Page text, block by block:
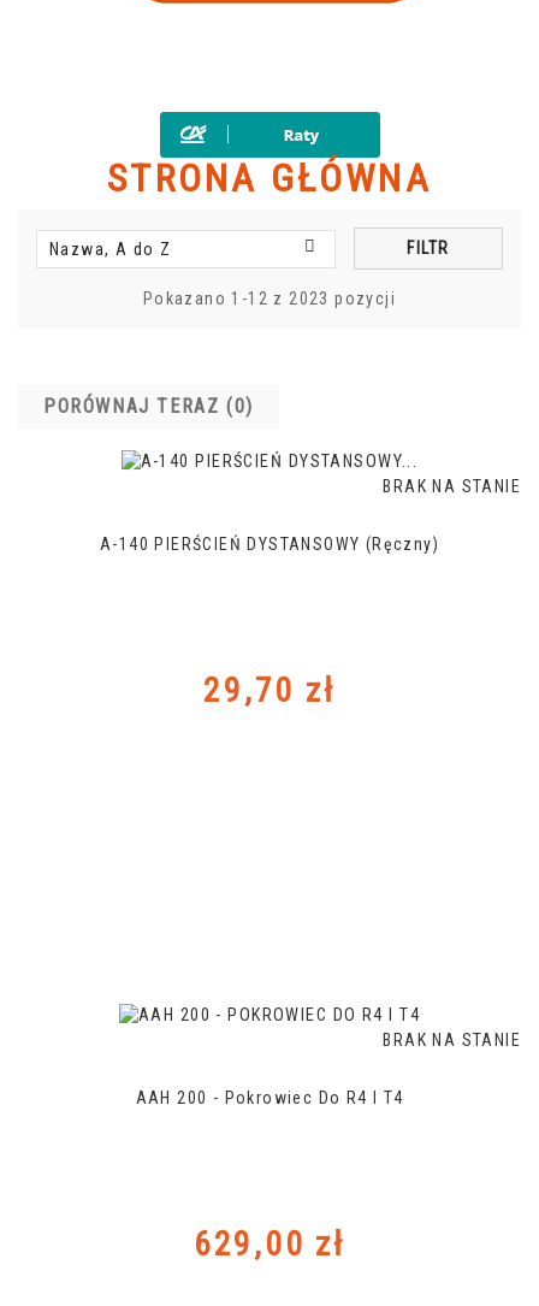
STRONA GŁÓWNA
Nazwa, A do Z  FILTR
Pokazano 1-12 z 2023 pozycji
PORÓWNAJ TERAZ (0)‎
BRAK NA STANIE
A-140 PIERŚCIEŃ DYSTANSOWY (ręczny)
Cena
29,70 zł
BRAK NA STANIE
AAH 200 - Pokrowiec Do R4 I T4
Cena
629,00 zł